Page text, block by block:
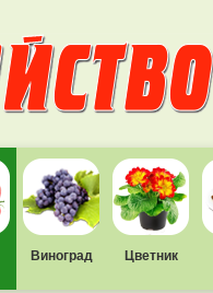
Виноград Цветник